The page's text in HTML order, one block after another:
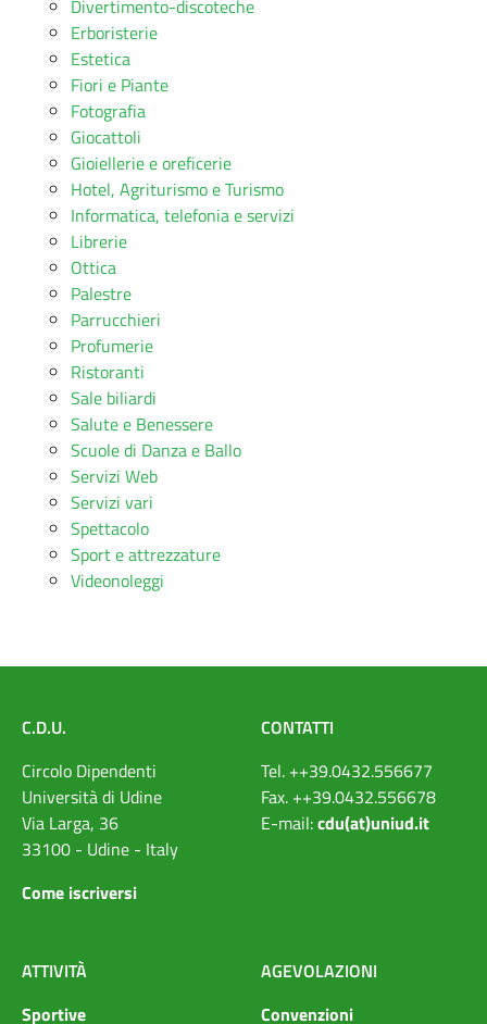
Divertimento-discoteche
Erboristerie
Estetica
Fiori e Piante
Fotografia
Giocattoli
Gioiellerie e oreficerie
Hotel, Agriturismo e Turismo
Informatica, telefonia e servizi
Librerie
Ottica
Palestre
Parrucchieri
Profumerie
Ristoranti
Sale biliardi
Salute e Benessere
Scuole di Danza e Ballo
Servizi Web
Servizi vari
Spettacolo
Sport e attrezzature
Videonoleggi
C.D.U.
Circolo Dipendenti
Università di Udine
Via Larga, 36
33100 - Udine - Italy
Come iscriversi
CONTATTI
Tel. ++39.0432.556677
Fax. ++39.0432.556678
E-mail:cdu(at)uniud.it
ATTIVITÀ
Sportive
AGEVOLAZIONI
Convenzioni